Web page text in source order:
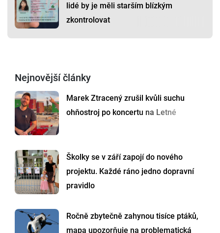
lidé by je měli starším blízkým
zkontrolovat
Nejnovější články
Marek Ztracený zrušil kvůli suchu
ohňostroj po koncertu na Letné
Školky se v září zapojí do nového
projektu. Každé ráno jedno dopravní
pravidlo
Ročně zbytečně zahynou tisíce ptáků,
mapa upozorňuje na problematická